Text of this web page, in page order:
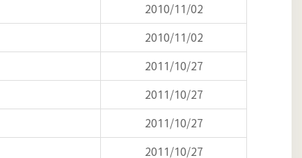
2010/11/02
2010/11/02
2011/10/27
2011/10/27
2011/10/27
2011/10/27